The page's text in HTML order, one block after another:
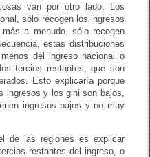
van por otro lado. Los
sólo recogen los ingresos
a menudo, sólo recogen
estas distribuciones
del ingreso nacional o
tercios restantes, que son
Esto explicaría porque
ingresos y los gini son bajos,
ingresos bajos y no muy
de las regiones es explicar
restantes del ingreso, o